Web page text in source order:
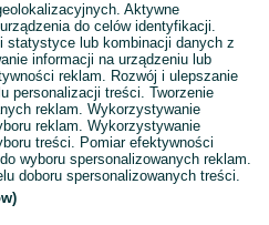
Aktywne
do celów identyfikacji.
statystyce lub kombinacji danych z
informacji na urządzeniu lub
reklam. Rozwój i ulepszanie
personalizacji treści. Tworzenie
reklam. Wykorzystywanie
reklam. Wykorzystywanie
treści. Pomiar efektywności
wyboru spersonalizowanych reklam.
doboru spersonalizowanych treści.